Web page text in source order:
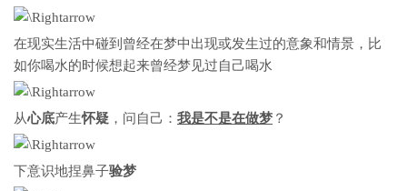
在现实生活中碰到曾经在梦中出现或发生过的意象和情景，比
如你喝水的时候想起来曾经梦见过自己喝水
从心底产生怀疑 ，问自己： 我是不是在做梦 ？
下意识地捏鼻子验梦